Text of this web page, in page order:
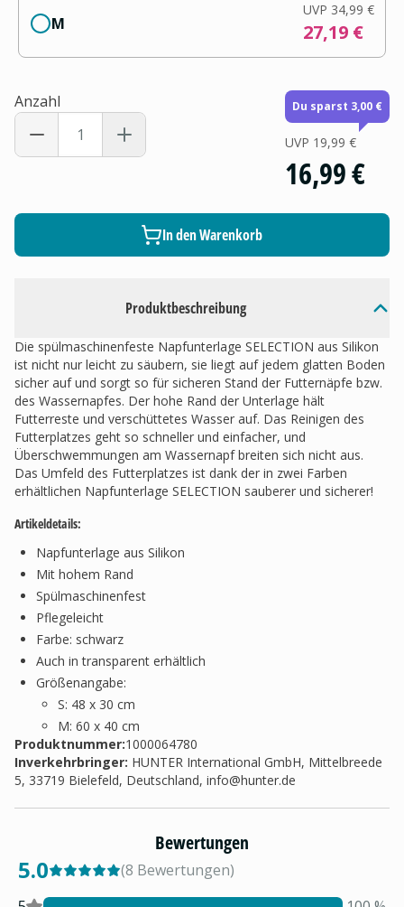
Produktbeschreibung
Die spülmaschinenfeste Napfunterlage SELECTION aus Silikon
ist nicht nur leicht zu säubern, sie liegt auf jedem glatten Boden
sicher auf und sorgt so für sicheren Stand der Futternäpfe bzw.
des Wassernapfes. Der hohe Rand der Unterlage hält
Futterreste und verschüttetes Wasser auf. Das Reinigen des
Futterplatzes geht so schneller und einfacher, und
Überschwemmungen am Wassernapf breiten sich nicht aus.
Das Umfeld des Futterplatzes ist dank der in zwei Farben
erhältlichen Napfunterlage SELECTION sauberer und sicherer!
Artikeldetails:
Napfunterlage aus Silikon
Mit hohem Rand
Spülmaschinenfest
Pflegeleicht
Farbe: schwarz
Auch in transparent erhältlich
Größenangabe:
S: 48 x 30 cm
M: 60 x 40 cm
Produktnummer:1000064780
Inverkehrbringer: HUNTER International GmbH, Mittelbreede
5, 33719 Bielefeld, Deutschland, info@hunter.de
M
UVP 34,99 €
27,19 €
Anzahl Du sparst 3,00 €
UVP 19,99 €
16,99 €
In den Warenkorb
Bewertungen
5.0 (8 Bewertungen)